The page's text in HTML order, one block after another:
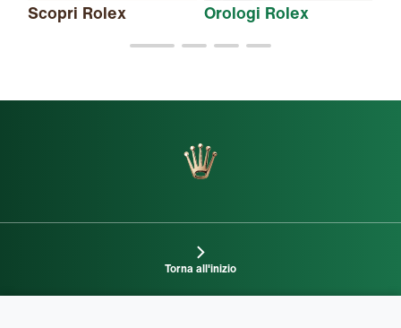
Scopri Rolex Orologi Rolex
Torna all'inizio